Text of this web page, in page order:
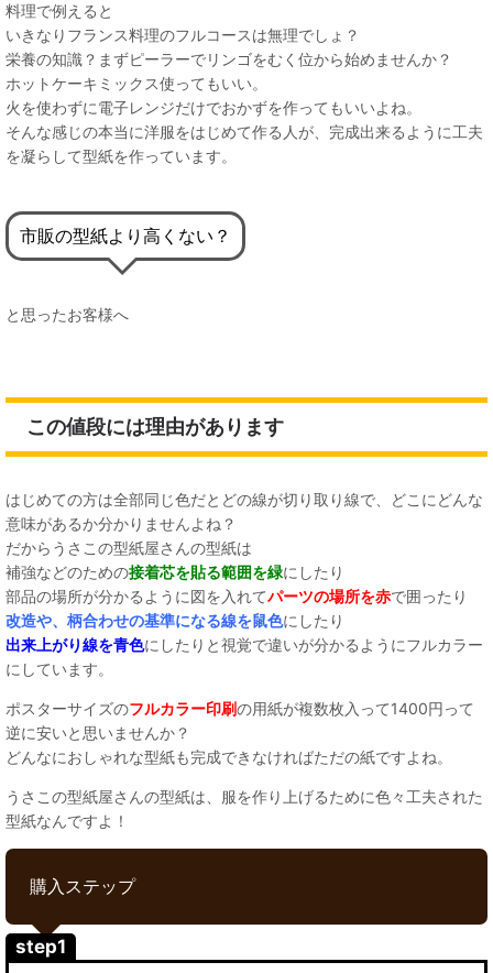
料理で例えると
いきなりフランス料理のフルコースは無理でしょ？
栄養の知識？まずピーラーでリンゴをむく位から始めませんか？
ホットケーキミックス使ってもいい。
火を使わずに電子レンジだけでおかずを作ってもいいよね。
そんな感じの本当に洋服をはじめて作る人が、完成出来るように工夫
を凝らして型紙を作っています。
市販の型紙より高くない？
と思ったお客様へ
この値段には理由があります
はじめての方は全部同じ色だとどの線が切り取り線で、どこにどんな
意味があるか分かりませんよね？
だからうさこの型紙屋さんの型紙は
補強などのための接着芯を貼る範囲を緑にしたり
部品の場所が分かるように図を入れてパーツの場所を赤で囲ったり
改造や、柄合わせの基準になる線を鼠色にしたり
出来上がり線を青色にしたりと視覚で違いが分かるようにフルカラー
にしています。
ポスターサイズのフルカラー印刷の用紙が複数枚入って1400円って
逆に安いと思いませんか？
どんなにおしゃれな型紙も完成できなければただの紙ですよね。
うさこの型紙屋さんの型紙は、服を作り上げるために色々工夫された
型紙なんですよ！
購入ステップ
step1